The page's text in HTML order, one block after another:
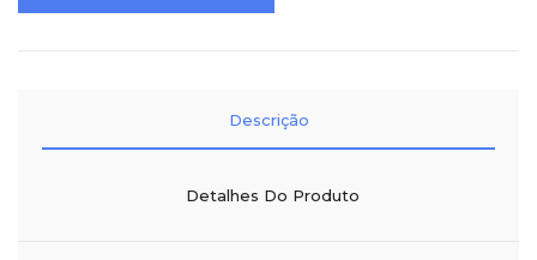
Descrição
Detalhes Do Produto